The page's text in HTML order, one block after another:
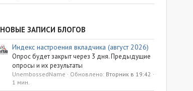
НОВЫЕ ЗАПИСИ БЛОГОВ
Индекс настроения вкладчика (август 2026)
Опрос будет закрыт через 3 дня. Предыдущие
опросы и их результаты
UnembossedName Обновлено: Вторник в 19:42
1 мин.